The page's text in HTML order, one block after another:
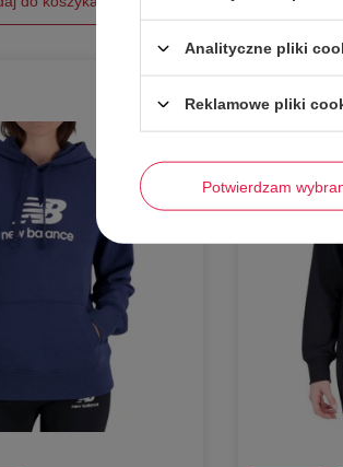
Analityczne pliki
Reklamowe pliki
Potwierdzam